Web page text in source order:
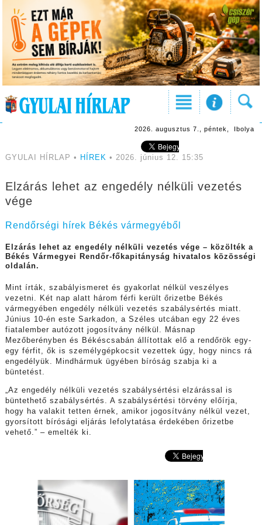
2026. augusztus 7., péntek, Ibolya
GYULAI HÍRLAP • HÍREK • 2026. június 12. 15:35
Elzárás lehet az engedély nélküli vezetés
vége
Rendőrségi hírek Békés vármegyéből
Elzárás lehet az engedély nélküli vezetés vége – közölték a
Békés Vármegyei Rendőr-főkapitányság hivatalos közösségi
oldalán.
Mint írták, szabályismeret és gyakorlat nélkül veszélyes
vezetni. Két nap alatt három férfi került őrizetbe Békés
vármegyében engedély nélküli vezetés szabálysértés miatt.
Június 10-én este Sarkadon, a Széles utcában egy 22 éves
fiatalember autózott jogosítvány nélkül. Másnap
Mezőberényben és Békéscsabán állítottak elő a rendőrök egy-
egy férfit, ők is személygépkocsit vezettek úgy, hogy nincs rá
engedélyük. Mindhármuk ügyében bíróság szabja ki a
büntetést.
„Az engedély nélküli vezetés szabálysértési elzárással is
büntethető szabálysértés. A szabálysértési törvény előírja,
hogy ha valakit tetten érnek, amikor jogosítvány nélkül vezet,
gyorsított bírósági eljárás lefolytatása érdekében őrizetbe
vehető.” – emelték ki.